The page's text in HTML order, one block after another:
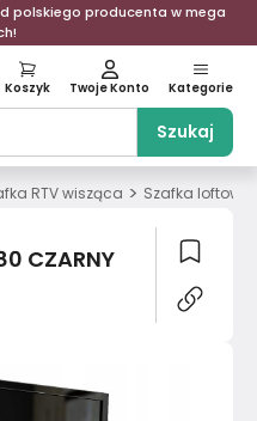
polskiego producenta w mega
Szukaj
Koszyk Twoje Konto Kategorie
RTV wisząca > Szafka loftowa
CZARNY